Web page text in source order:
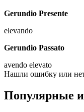
Gerundio Presente
elevando
Gerundio Passato
avendo elevato
Нашли ошибку или
Популярные